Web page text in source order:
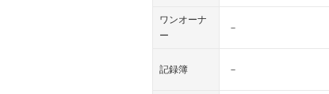
ワンオーナ
ー
－
記録簿 －